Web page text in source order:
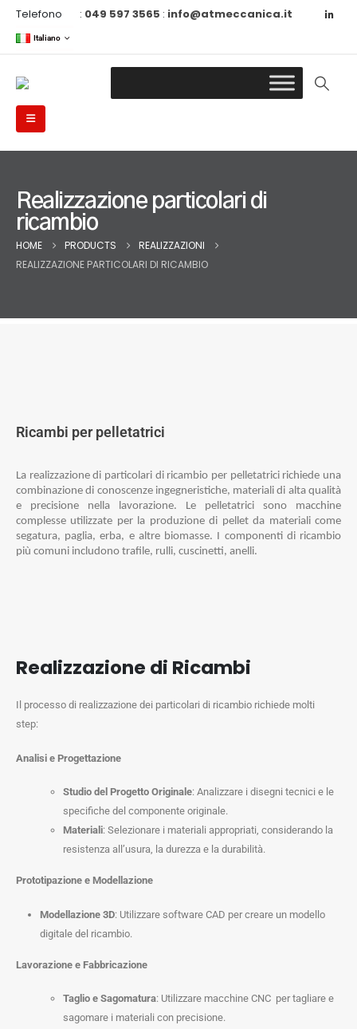
Telefono : 049 597 3565 : info@atmeccanica.it
Italiano
Realizzazione particolari di
ricambio
HOME PRODUCTS
REALIZZAZIONI
REALIZZAZIONE PARTICOLARI DI RICAMBIO
Ricambi per pelletatrici
La realizzazione di particolari di ricambio per pelletatrici richiede una
combinazione di conoscenze ingegneristiche, materiali di alta qualità
e precisione nella lavorazione. Le pelletatrici sono macchine
complesse utilizzate per la produzione di pellet da materiali come
segatura, paglia, erba, e altre biomasse. I componenti di ricambio
più comuni includono trafile, rulli, cuscinetti, anelli.
Realizzazione di Ricambi
Il processo di realizzazione dei particolari di ricambio richiede molti
step:
Analisi e Progettazione
Studio del Progetto Originale: Analizzare i disegni tecnici e le
specifiche del componente originale.
Materiali: Selezionare i materiali appropriati, considerando la
resistenza all’usura, la durezza e la durabilità.
Prototipazione e Modellazione
Modellazione 3D: Utilizzare software CAD per creare un modello
digitale del ricambio.
Lavorazione e Fabbricazione
Taglio e Sagomatura: Utilizzare macchine CNC per tagliare e
sagomare i materiali con precisione.